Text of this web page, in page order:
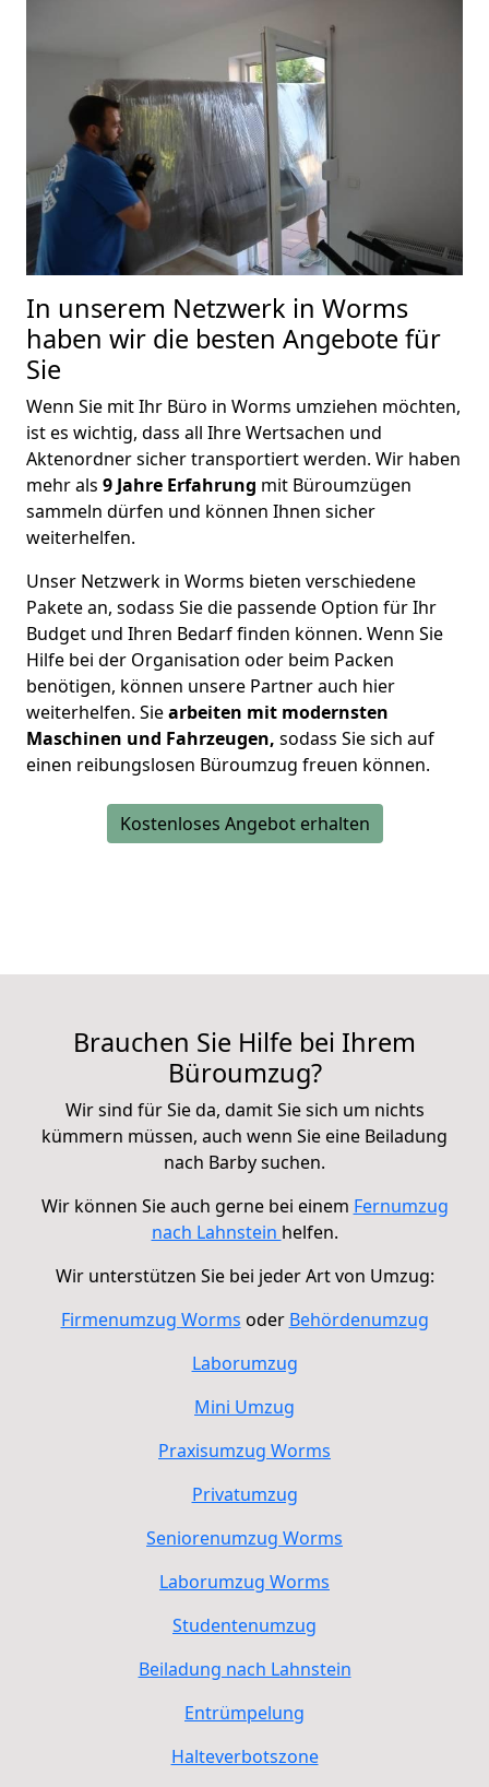
In unserem Netzwerk in Worms
haben wir die besten Angebote für
Sie
Wenn Sie mit Ihr Büro in Worms umziehen möchten,
ist es wichtig, dass all Ihre Wertsachen und
Aktenordner sicher transportiert werden. Wir haben
mehr als 9 Jahre Erfahrung mit Büroumzügen
sammeln dürfen und können Ihnen sicher
weiterhelfen.
Unser Netzwerk in Worms bieten verschiedene
Pakete an, sodass Sie die passende Option für Ihr
Budget und Ihren Bedarf finden können. Wenn Sie
Hilfe bei der Organisation oder beim Packen
benötigen, können unsere Partner auch hier
weiterhelfen. Siearbeiten mit modernsten
Maschinen und Fahrzeugen, sodass Sie sich auf
einen reibungslosen Büroumzug freuen können.
Kostenloses Angebot erhalten
Brauchen Sie Hilfe bei Ihrem
Büroumzug?
Wir sind für Sie da, damit Sie sich um nichts
kümmern müssen, auch wenn Sie eine Beiladung
nach Barby suchen.
Wir können Sie auch gerne bei einem Fernumzug
nach Lahnstein helfen.
Wir unterstützen Sie bei jeder Art von Umzug:
Firmenumzug Worms oder Behördenumzug
Laborumzug
Mini Umzug
Praxisumzug Worms
Privatumzug
Seniorenumzug Worms
Laborumzug Worms
Studentenumzug
Beiladung nach Lahnstein
Entrümpelung
Halteverbotszone